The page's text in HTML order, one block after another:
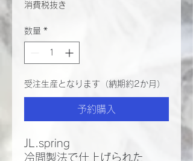
消費税抜き
数量 *
受注生産となります（納期約2か月）
予約購入
JL.spring
冷間製法で仕上げられた